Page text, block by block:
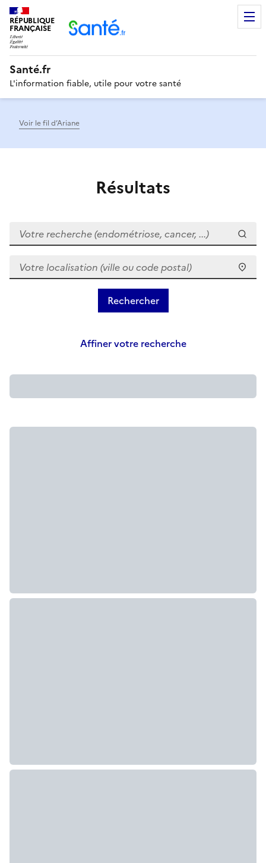
RÉPUBLIQUE
FRANÇAISE
Santé.fr
L'information fiable, utile pour votre santé
Voir le fil d’Ariane
Résultats
Votre recherche (endométriose, cancer, ...)
Votre localisation (ville ou code postal)
Affiner votre recherche